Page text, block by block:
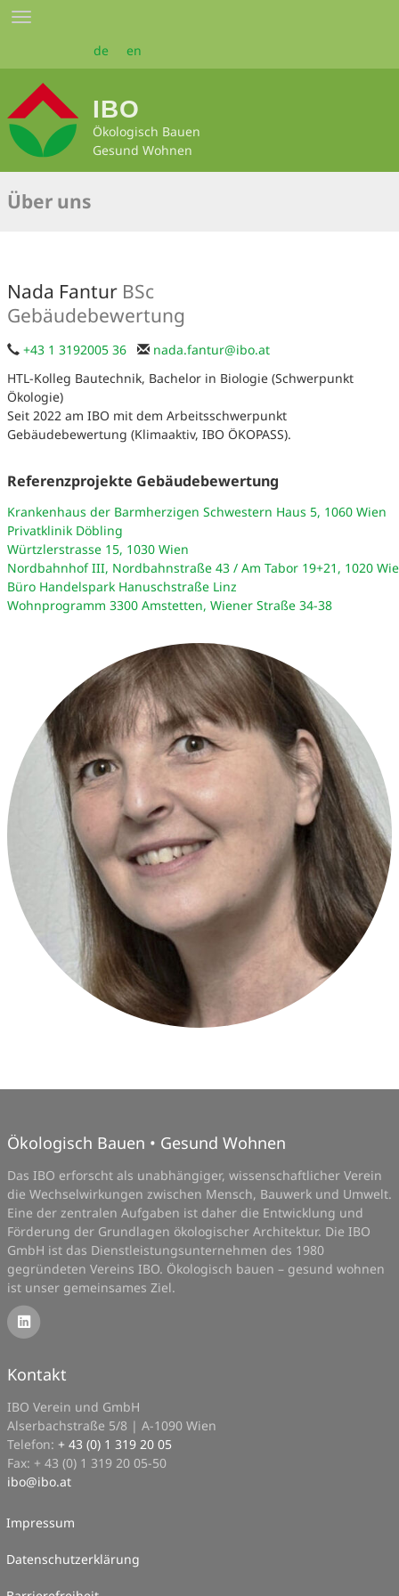
Zum
Seiteninhalt
Toggle
de en
IBO
Ökologisch Bauen
Gesund Wohnen
Über uns
Nada Fantur BSc
Gebäudebewertung
+43 1 3192005 36 nada.fantur@ibo.at
HTL-Kolleg Bautechnik, Bachelor in Biologie (Schwerpunkt
Ökologie)
Seit 2022 am IBO mit dem Arbeitsschwerpunkt
Gebäudebewertung (Klimaaktiv, IBO ÖKOPASS).
Referenzprojekte Gebäudebewertung
Krankenhaus der Barmherzigen Schwestern Haus 5, 1060 Wien
Privatklinik Döbling
Würtzlerstrasse 15, 1030 Wien
Nordbahnhof III, Nordbahnstraße 43 / Am Tabor 19+21, 1020
Büro Handelspark Hanuschstraße Linz
Wohnprogramm 3300 Amstetten, Wiener Straße 34-38
Ökologisch Bauen • Gesund Wohnen
Das IBO erforscht als unabhängiger, wissenschaftlicher Verein
die Wechselwirkungen zwischen Mensch, Bauwerk und Umwelt.
Eine der zentralen Aufgaben ist daher die Entwicklung und
Förderung der Grundlagen ökologischer Architektur. Die IBO
GmbH ist das Dienstleistungsunternehmen des 1980
gegründeten Vereins IBO. Ökologisch bauen – gesund wohnen
ist unser gemeinsames Ziel.
Kontakt
IBO Verein und GmbH
Alserbachstraße 5/8 | A-1090 Wien
Telefon: + 43 (0) 1 319 20 05
Fax: + 43 (0) 1 319 20 05-50
ibo@ibo.at
Impressum
Datenschutzerklärung